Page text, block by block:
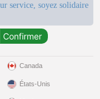
service, soyez solidaire
Canada
États-Unis